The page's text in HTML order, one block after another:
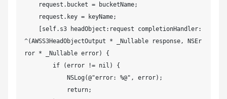
^(AWSS3HeadObjectOutput * _Nullable response, NSEr
ror * _Nullable error) {